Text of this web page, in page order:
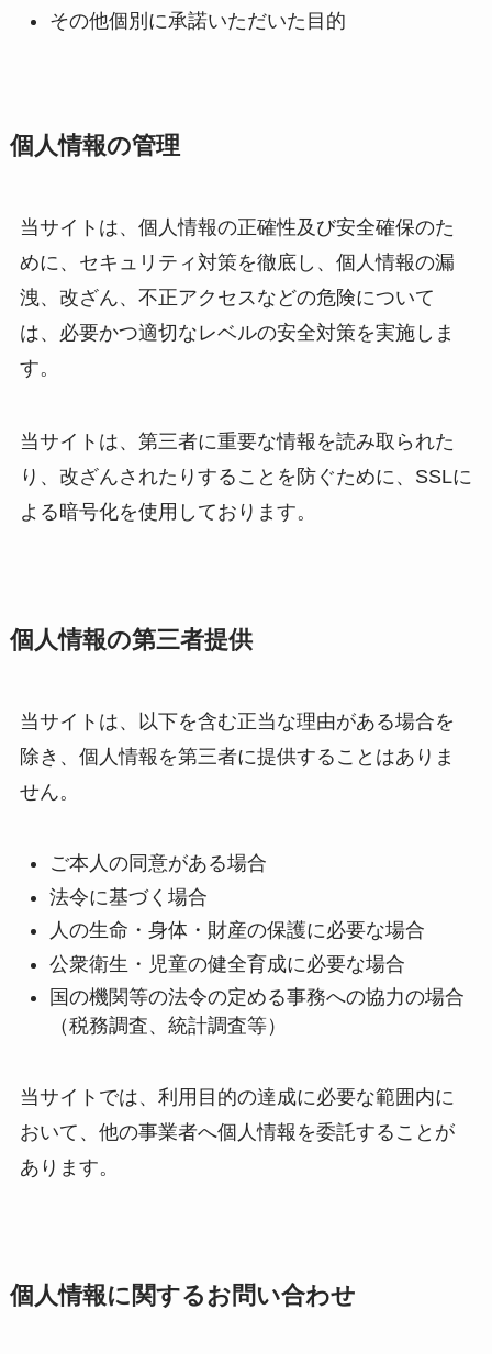
その他個別に承諾いただいた目的
個人情報の管理
当サイトは、個人情報の正確性及び安全確保のた
めに、セキュリティ対策を徹底し、個人情報の漏
洩、改ざん、不正アクセスなどの危険について
は、必要かつ適切なレベルの安全対策を実施しま
す。
当サイトは、第三者に重要な情報を読み取られた
り、改ざんされたりすることを防ぐために、SSLに
よる暗号化を使用しております。
個人情報の第三者提供
当サイトは、以下を含む正当な理由がある場合を
除き、個人情報を第三者に提供することはありま
せん。
ご本人の同意がある場合
法令に基づく場合
人の生命・身体・財産の保護に必要な場合
公衆衛生・児童の健全育成に必要な場合
国の機関等の法令の定める事務への協力の場合
（税務調査、統計調査等）
当サイトでは、利用目的の達成に必要な範囲内に
おいて、他の事業者へ個人情報を委託することが
あります。
個人情報に関するお問い合わせ